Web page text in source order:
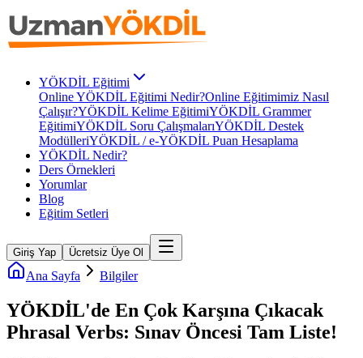
YÖKDİL Eğitimi
Online YÖKDİL Eğitimi Nedir?Online Eğitimimiz Nasıl
Çalışır?YÖKDİL Kelime EğitimiYÖKDİL Grammer
EğitimiYÖKDİL Soru ÇalışmalarıYÖKDİL Destek
ModülleriYÖKDİL / e-YÖKDİL Puan Hesaplama
YÖKDİL Nedir?
Ders Örnekleri
Yorumlar
Blog
Eğitim Setleri
Giriş Yap Ücretsiz Üye Ol
Ana Sayfa Bilgiler
YÖKDİL'de En Çok Karşına Çıkacak
Phrasal Verbs: Sınav Öncesi Tam Liste!